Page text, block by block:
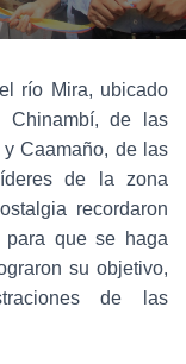
río Mira, ubicado
Chinambí, de las
Caamaño, de las
de la zona
recordaron
que se haga
su objetivo,
de las